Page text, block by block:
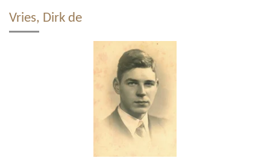
Vries, Dirk de